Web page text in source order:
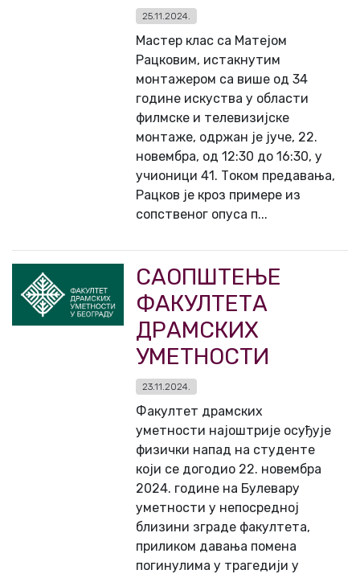
25.11.2024.
Мастер клас са Матејом
Рацковим, истакнутим
монтажером са више од 34
године искуства у области
филмске и телевизијске
монтаже, одржан је јуче, 22.
новембра, од 12:30 до 16:30, у
учионици 41. Током предавања,
Рацков је кроз примере из
сопственог опуса п...
САОПШТЕЊЕ
ФАКУЛТЕТА
ДРАМСКИХ
УМЕТНОСТИ
23.11.2024.
Факултет драмских
уметности најоштрије осуђује
физички напад на студенте
који се догодио 22. новембра
2024. године на Булевару
уметности у непосредној
близини зграде факултета,
приликом давања помена
погинулима у трагедији у